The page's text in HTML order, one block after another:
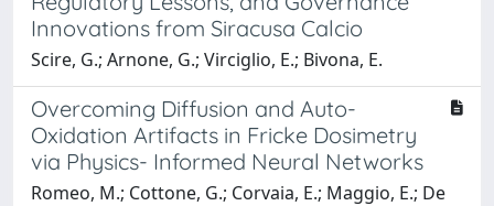
Innovations from Siracusa Calcio
Scire, G.; Arnone, G.; Virciglio, E.; Bivona, E.
Overcoming Diffusion and Auto-
Oxidation Artifacts in Fricke Dosimetry
via Physics- Informed Neural Networks
Romeo, M.; Cottone, G.; Corvaia, E.; Maggio, E.; De